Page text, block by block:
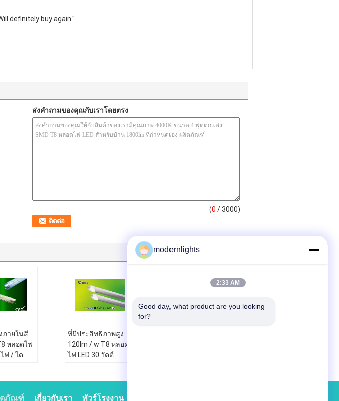
definitely buy again."
ส่งคำถามของคุณกับเราโดยตรง
(0 / 3000)
ภายในสี
หลอดไฟ
ฟ / ได
ที่มีประสิทธิภาพสูง
120lm / w T8 หลอด
ไฟ LED 30 วัตต์
ทัวร์โรงงาน
เกี่ยวกับเรา
ภัณฑ์
modernlights
2:33 AM
Good day, what product are you looking
for?